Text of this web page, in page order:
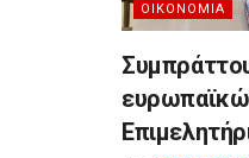
ΟΙΚΟΝΟΜΊΑ